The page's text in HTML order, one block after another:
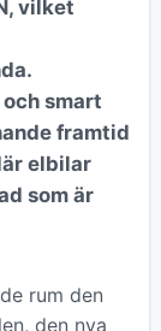
vilket
smart
framtid
elbilar
som är
rum den
den nya